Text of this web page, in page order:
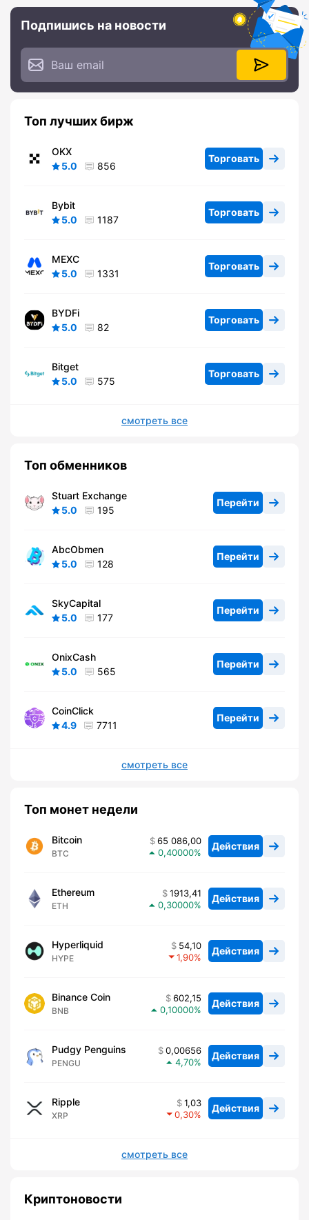
Подпишись на новости
Топ лучших бирж
OKX
5.0
856
Торговать
Bybit
5.0
1187
Торговать
MEXC
5.0
1331
Торговать
BYDFi
5.0
82
Торговать
Bitget
5.0
575
Торговать
смотреть все
Топ обменников
Stuart Exchange
5.0
195
Перейти
AbcObmen
5.0
128
Перейти
SkyCapital
5.0
177
Перейти
OnixCash
5.0
565
Перейти
CoinClick
4.9
7711
Перейти
смотреть все
Топ монет недели
Bitcoin
BTC
65 086,00
0,40000
Действия
Ethereum
ETH
1913,41
0,30000
Действия
Hyperliquid
HYPE
54,10
1,90
Действия
Binance Coin
BNB
602,15
0,10000
Действия
Pudgy Penguins
PENGU
0,00656
4,70
Действия
Ripple
XRP
1,03
0,30
Действия
смотреть все
Криптоновости